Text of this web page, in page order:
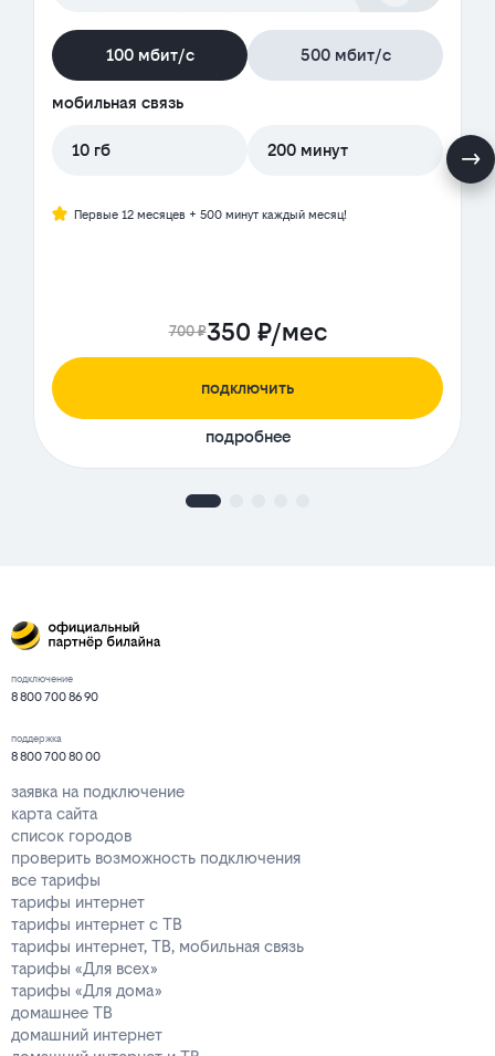
100 мбит/с 500 мбит/с
мобильная связь
10 гб 200 минут
Первые 12 месяцев + 500 минут каждый месяц!
700 ₽350 ₽/мес
подключить
подробнее
подключение
8 800 700 86 90
поддержка
8 800 700 80 00
заявка на подключение
карта сайта
список городов
проверить возможность подключения
все тарифы
тарифы интернет
тарифы интернет с ТВ
тарифы интернет, ТВ, мобильная связь
тарифы «Для всех»
тарифы «Для дома»
домашнее ТВ
домашний интернет